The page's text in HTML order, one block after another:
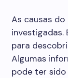
As causas
investigadas.
para
Algumas
pode ter sido